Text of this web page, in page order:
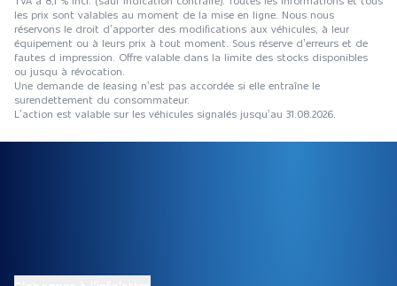
les prix sont valables au moment de la mise en ligne. Nous nous
réservons le droit d’apporter des modifications aux véhicules, à leur
équipement ou à leurs prix à tout moment. Sous réserve d’erreurs et de
fautes d impression. Offre valable dans la limite des stocks disponibles
ou jusqu à révocation.
Une demande de leasing n’est pas accordée si elle entraîne le
surendettement du consommateur.
L’action est valable sur les véhicules signalés jusqu’au 31.08.2026.